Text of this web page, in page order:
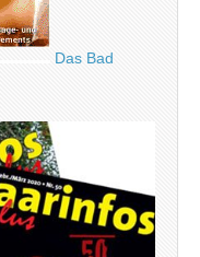
Das Bad